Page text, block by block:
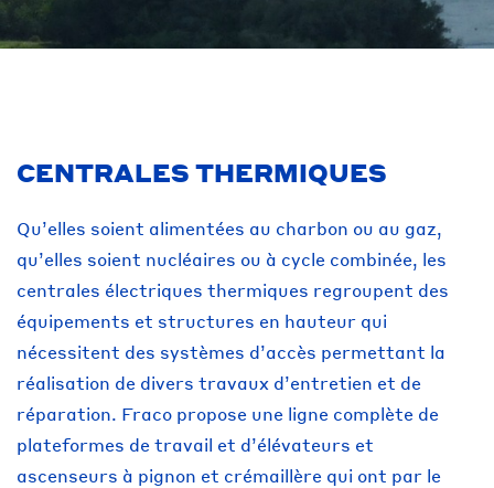
CENTRALES THERMIQUES
Qu’elles soient alimentées au charbon ou au gaz,
qu’elles soient nucléaires ou à cycle combinée, les
centrales électriques thermiques regroupent des
équipements et structures en hauteur qui
nécessitent des systèmes d’accès permettant la
réalisation de divers travaux d’entretien et de
réparation. Fraco propose une ligne complète de
plateformes de travail et d’élévateurs et
ascenseurs à pignon et crémaillère qui ont par le